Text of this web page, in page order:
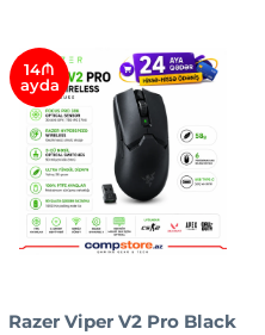
14₼
ayda
Razer Viper V2 Pro Black